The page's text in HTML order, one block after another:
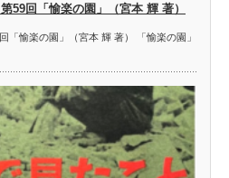
59回「愉楽の園」（宮本 輝 著）
「愉楽の園」（宮本 輝 著） 「愉楽の園」